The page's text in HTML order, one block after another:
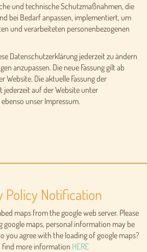
und technische Schutzmaßnahmen, die
bei Bedarf anpassen, implementiert, um
und verarbeiteten personenbezogenen
Datenschutzerklärung jederzeit zu ändern
anzupassen. Die neue Fassung gilt ab
Website. Die aktuelle Fassung der
jederzeit auf der Website unter
unser Impressum.
Policy Notification
maps from the google web server. Please
google maps, personal information may be
you agree with the loading of google maps?
find more information HERE